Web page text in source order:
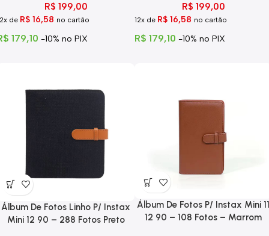
R$ 199,00
de R$ 16,58 no cartão
179,10 -10% no PIX
R$ 199,00
12x de R$ 16,58 no cartão
R$ 179,10 -10% no PIX
Álbum De Fotos Linho P/ Instax
Mini 12 90 – 288 Fotos Preto
Álbum De Fotos P/ Instax Mini 11
12 90 – 108 Fotos – Marrom